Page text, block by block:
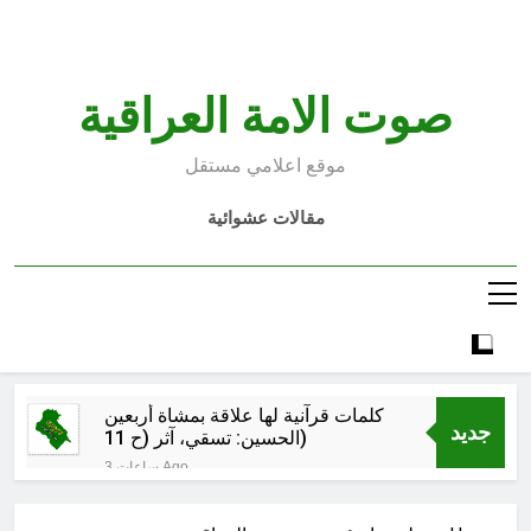
صوت الامة العراقية
موقع اعلامي مستقل
مقالات عشوائية
جديد
كلمات قرآنية لها علاقة بمشاة أربعين
الحسين: تسقي، آثر (ح 11)
3 ساعات Ago